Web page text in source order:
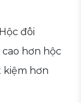
Hộc đôi
hơn hộc
hơn